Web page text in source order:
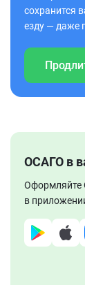
сохранится
езду — даже
ОСАГО в
Оформляйте
в